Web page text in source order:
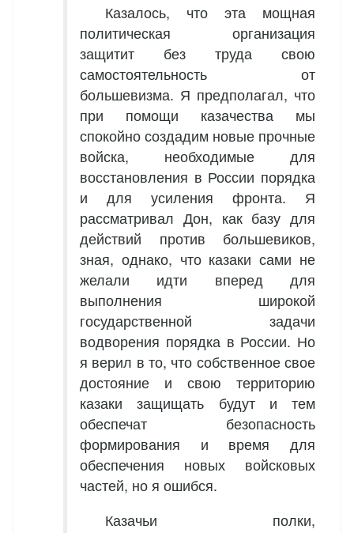
Казалось, что эта мощная
политическая организация
защитит без труда свою
самостоятельность от
большевизма. Я предполагал, что
при помощи казачества мы
спокойно создадим новые прочные
войска, необходимые для
восстановления в России порядка
и для усиления фронта. Я
рассматривал Дон, как базу для
действий против большевиков,
зная, однако, что казаки сами не
желали идти вперед для
выполнения широкой
государственной задачи
водворения порядка в России. Но
я верил в то, что собственное свое
достояние и свою территорию
казаки защищать будут и тем
обеспечат безопасность
формирования и время для
обеспечения новых войсковых
частей, но я ошибся.
Казачьи полки,